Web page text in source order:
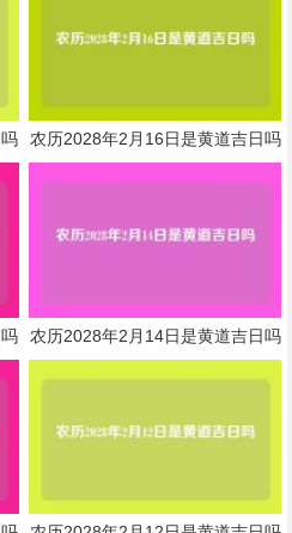
农历2028年2月16日是黄道吉日吗
农历2028年2月14日是黄道吉日吗